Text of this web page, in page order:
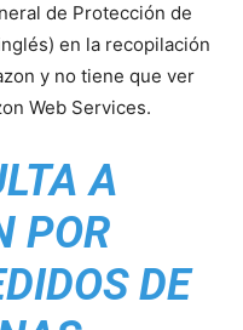
de Protección de
en la recopilación
y no tiene que ver
Web Services.
A
POR
DE